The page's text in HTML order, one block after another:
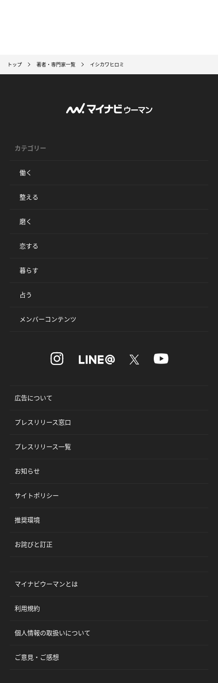
トップ 著者・専門家一覧 イシカワヒロミ
カテゴリー
働く
整える
磨く
恋する
暮らす
占う
メンバーコンテンツ
広告について
プレスリリース窓口
プレスリリース一覧
お知らせ
サイトポリシー
推奨環境
お詫びと訂正
マイナビウーマンとは
利用規約
個人情報の取扱いについて
ご意見・ご感想